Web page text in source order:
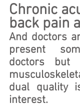
Chronic
back pain
And doctors
present
doctors but
dual quality
interest.